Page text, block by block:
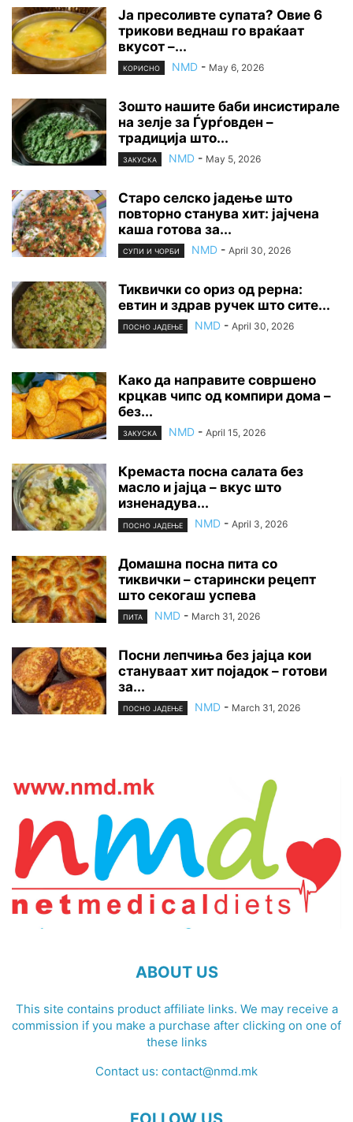
Ја пресоливте супата? Овие 6
трикови веднаш го враќаат
вкусот –...
КОРИСНО NMD - May 6, 2026
Зошто нашите баби инсистирале
на зелје за Ѓурѓовден –
традиција што...
ЗАКУСКА NMD - May 5, 2026
Старо селско јадење што
повторно станува хит: јајчена
каша готова за...
СУПИ И ЧОРБИ NMD - April 30, 2026
Тиквички со ориз од рерна:
евтин и здрав ручек што сите...
ПОСНО ЈАДЕЊЕ NMD - April 30, 2026
Како да направите совршено
крцкав чипс од компири дома –
без...
ЗАКУСКА NMD - April 15, 2026
Кремаста посна салата без
масло и јајца – вкус што
изненадува...
ПОСНО ЈАДЕЊЕ NMD - April 3, 2026
Домашна посна пита со
тиквички – старински рецепт
што секогаш успева
ПИТА NMD - March 31, 2026
Посни лепчиња без јајца кои
стануваат хит појадок – готови
за...
ПОСНО ЈАДЕЊЕ NMD - March 31, 2026
ABOUT US
This site contains product affiliate links. We may receive a
commission if you make a purchase after clicking on one of
these links
Contact us: contact@nmd.mk